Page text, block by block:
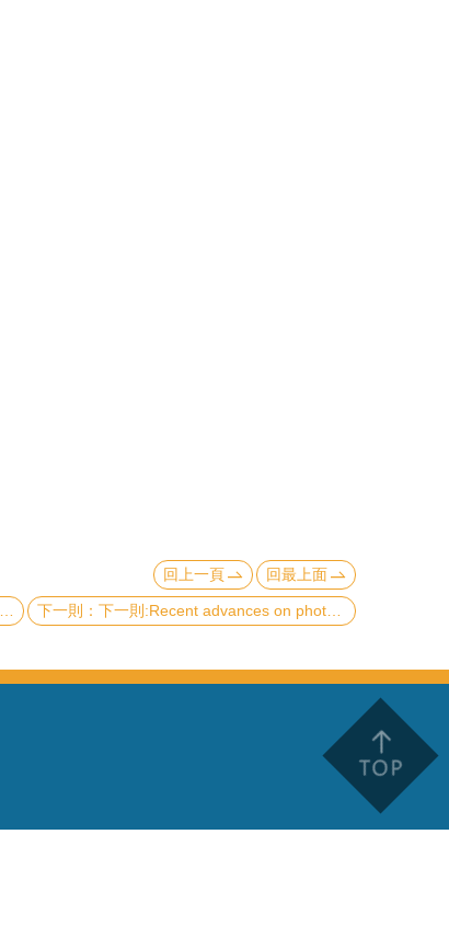
回上一頁
回最上面
下一則:Recent advances on photoelectron-based momentum spectro-microscopy at the Taiwan Photon Source